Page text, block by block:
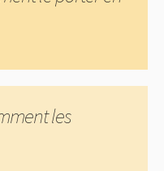
les